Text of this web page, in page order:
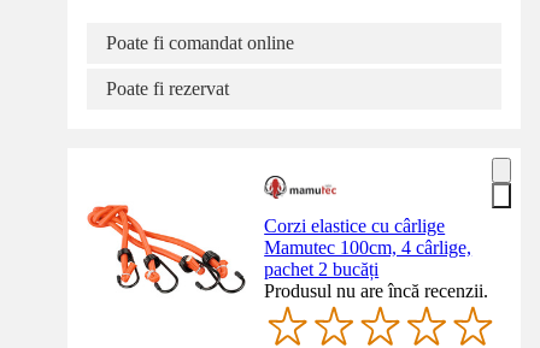
Poate fi comandat online
Poate fi rezervat
Corzi elastice cu cârlige
Mamutec 100cm, 4 cârlige,
pachet 2 bucăți
Produsul nu are încă recenzii.